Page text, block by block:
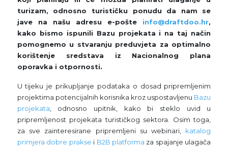
turizam, odnosno turističku ponudu da nam se
jave na našu adresu e-pošte info@draftdoo.hr,
kako bismo ispunili Bazu projekata i na taj način
pomognemo u stvaranju preduvjeta za optimalno
korištenje sredstava iz Nacionalnog plana
oporavka i otpornosti.
U tijeku je prikupljanje podataka o dosad pripremljenim
projektima potencijalnih korisnika kroz uspostavljenu Bazu
projekata, odnosno upitnik, kako bi steklo uvid u
pripremljenost projekata turističkog sektora. Osim toga,
za sve zainteresirane pripremljeni su webinari, katalog
primjera dobre prakse i B2B platforma za spajanje ulagača